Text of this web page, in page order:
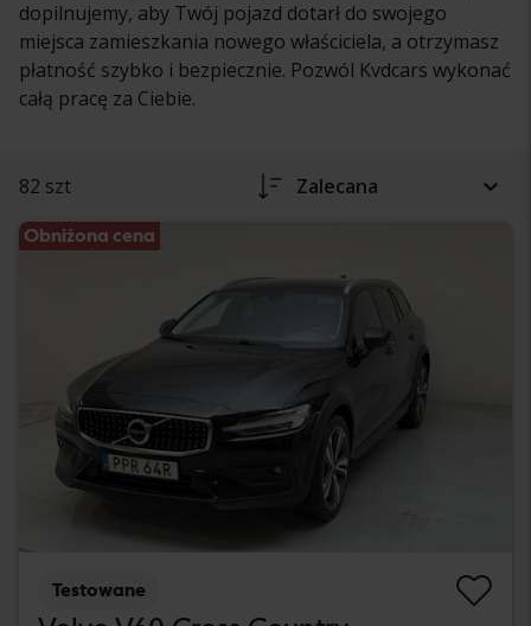
dopilnujemy, aby Twój pojazd dotarł do swojego
miejsca zamieszkania nowego właściciela, a otrzymasz
płatność szybko i bezpiecznie. Pozwól Kvdcars wykonać
całą pracę za Ciebie.
82 szt Zalecana
Obniżona cena
Testowane